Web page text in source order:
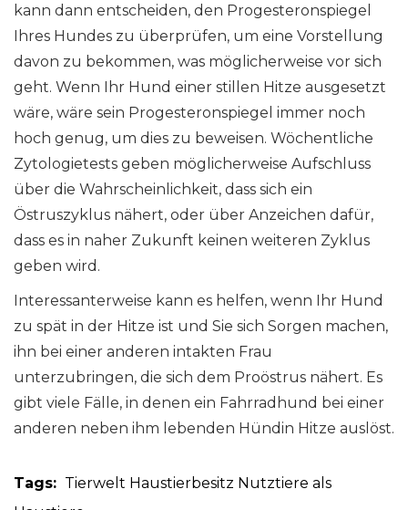
kann dann entscheiden, den Progesteronspiegel
Ihres Hundes zu überprüfen, um eine Vorstellung
davon zu bekommen, was möglicherweise vor sich
geht. Wenn Ihr Hund einer stillen Hitze ausgesetzt
wäre, wäre sein Progesteronspiegel immer noch
hoch genug, um dies zu beweisen. Wöchentliche
Zytologietests geben möglicherweise Aufschluss
über die Wahrscheinlichkeit, dass sich ein
Östruszyklus nähert, oder über Anzeichen dafür,
dass es in naher Zukunft keinen weiteren Zyklus
geben wird.
Interessanterweise kann es helfen, wenn Ihr Hund
zu spät in der Hitze ist und Sie sich Sorgen machen,
ihn bei einer anderen intakten Frau
unterzubringen, die sich dem Proöstrus nähert. Es
gibt viele Fälle, in denen ein Fahrradhund bei einer
anderen neben ihm lebenden Hündin Hitze auslöst.
Tags: Tierwelt Haustierbesitz Nutztiere als